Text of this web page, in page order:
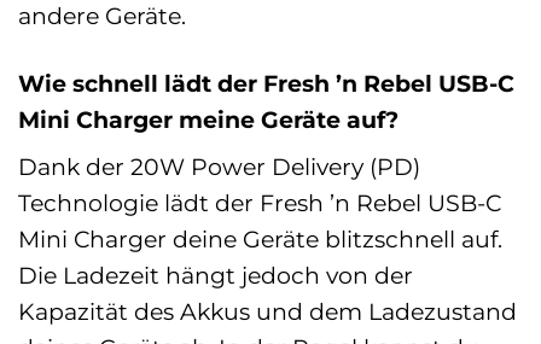
andere Geräte.
Wie schnell lädt der Fresh ’n Rebel USB-C
Mini Charger meine Geräte auf?
Dank der 20W Power Delivery (PD)
Technologie lädt der Fresh ’n Rebel USB-C
Mini Charger deine Geräte blitzschnell auf.
Die Ladezeit hängt jedoch von der
Kapazität des Akkus und dem Ladezustand